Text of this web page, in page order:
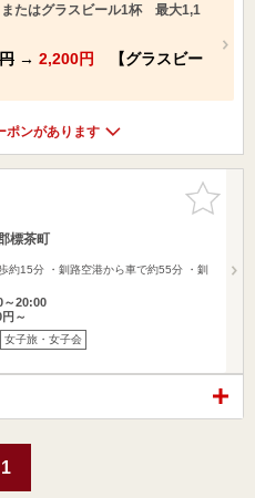
またはグラスビール1杯 最大1,1
→ 2,200円
【グラスビー
ポンがあります
お気に入
りに追加
標茶町
約15分 ・釧路空港から車で約55分 ・釧
～20:00
～
女子旅・女子会
1